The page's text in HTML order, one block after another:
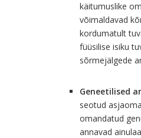
käitumuslike
võimaldavad
kordumatult
füüsilise isiku
sõrmejälgede
Geneetilised
seotud
omandatud
annavad